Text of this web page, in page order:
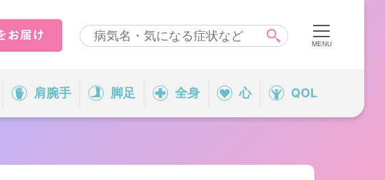
肩腕手 脚足 全身 心 QOL